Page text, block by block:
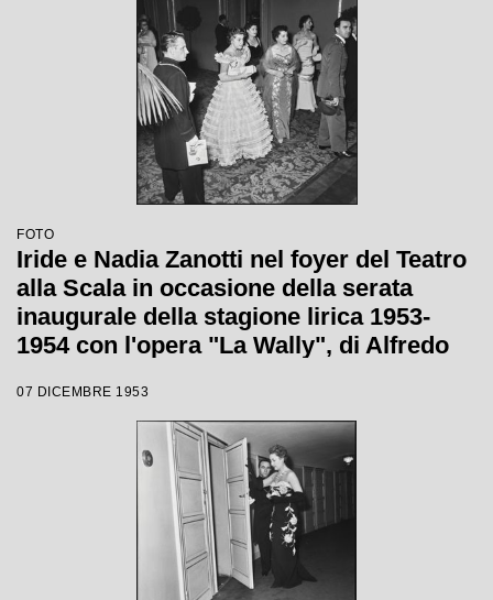
FOTO
Iride e Nadia Zanotti nel foyer del Teatro
alla Scala in occasione della serata
inaugurale della stagione lirica 1953-
1954 con l'opera "La Wally", di Alfredo
con la regia di Tatiana Pavlova
07 DICEMBRE 1953